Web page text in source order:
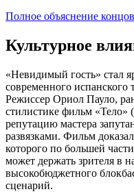
Полное объяснение
Культурное
«Невидимый гость» стал
современного испанского
Режиссер Ориол Пауло,
стилистике фильм «Тело»
репутацию мастера
развязками. Фильм
которого по большей
может держать зрителя в
высокобюджетного
сценарий.